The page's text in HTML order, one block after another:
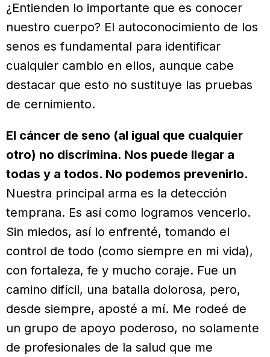
¿Entienden lo importante que es conocer
nuestro cuerpo? El autoconocimiento de los
senos es fundamental para identificar
cualquier cambio en ellos, aunque cabe
destacar que esto no sustituye las pruebas
de cernimiento.
El cáncer de seno (al igual que cualquier
otro) no discrimina. Nos puede llegar a
todas y a todos. No podemos prevenirlo.
Nuestra principal arma es la detección
temprana. Es así como logramos vencerlo.
Sin miedos, así lo enfrenté, tomando el
control de todo (como siempre en mi vida),
con fortaleza, fe y mucho coraje. Fue un
camino difícil, una batalla dolorosa, pero,
desde siempre, aposté a mí. Me rodeé de
un grupo de apoyo poderoso, no solamente
de profesionales de la salud que me